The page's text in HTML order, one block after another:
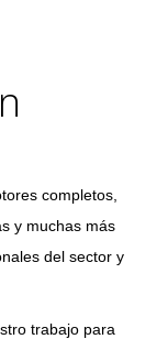
completos,
y muchas más
del sector y
trabajo para